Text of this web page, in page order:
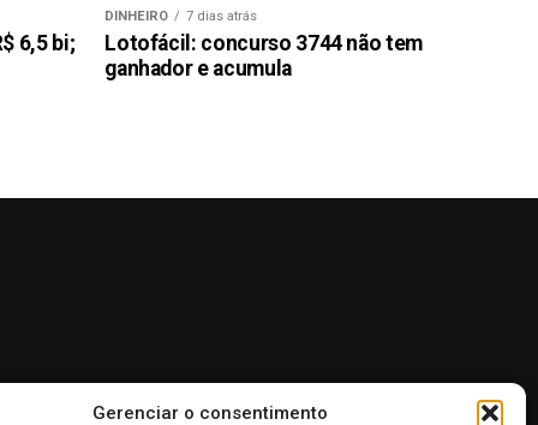
Gerenciar o consentimento
6,5 bi;
DINHEIRO 7 dias atrás
Lotofácil: concurso 3744 não tem
ganhador e acumula